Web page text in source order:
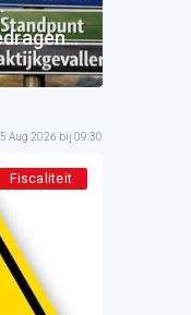
Aug 2026 bij 09:30
Fiscaliteit